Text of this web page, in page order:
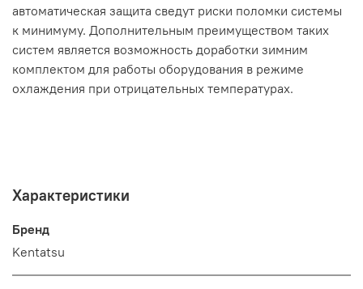
автоматическая защита сведут риски поломки системы
к минимуму. Дополнительным преимуществом таких
систем является возможность доработки зимним
комплектом для работы оборудования в режиме
охлаждения при отрицательных температурах.
Характеристики
Бренд
Kentatsu